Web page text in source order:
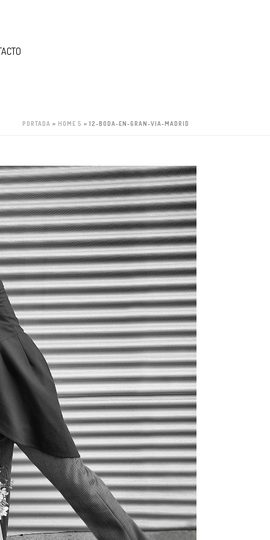
PORTADA » HOME 5 » 12-BODA-EN-GRAN-VIA-MADRID